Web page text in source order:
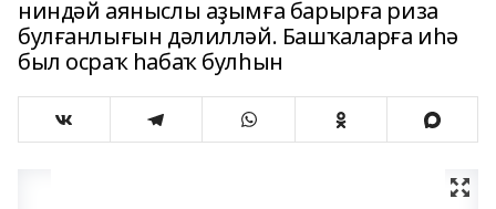
ниндәй аяныслы аҙымға барырға риза
булғанлығын дәлилләй. Башҡаларға иһә
был осраҡ һабаҡ булһын